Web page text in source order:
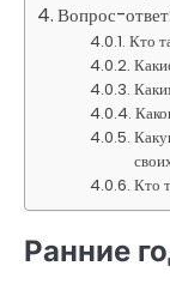
Вопрос-ответ:
Кто
Кто
Ранние